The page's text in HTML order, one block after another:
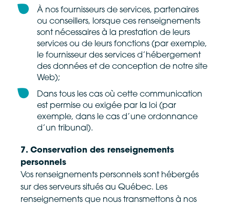
À nos fournisseurs de services, partenaires
ou conseillers, lorsque ces renseignements
sont nécessaires à la prestation de leurs
services ou de leurs fonctions (par exemple,
le fournisseur des services d’hébergement
des données et de conception de notre site
Web);
Dans tous les cas où cette communication
est permise ou exigée par la loi (par
exemple, dans le cas d’une ordonnance
d’un tribunal).
7. Conservation des renseignements
personnels
Vos renseignements personnels sont hébergés
sur des serveurs situés au Québec. Les
renseignements que nous transmettons à nos